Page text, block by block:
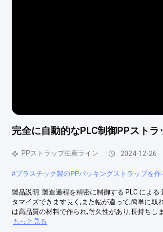
完全に自動的なPLC制御PPスト
PPストラップ生産ライン 2024-12-26
#プラスチック製のPPパッキングストラップを作
製品説明: 製造過程を精密に制御する PLC によ
タマイズできます長く,また幅が違って,簡単に
は高品質の材料で作られ,耐久性があり,長持ちし
もっと見る